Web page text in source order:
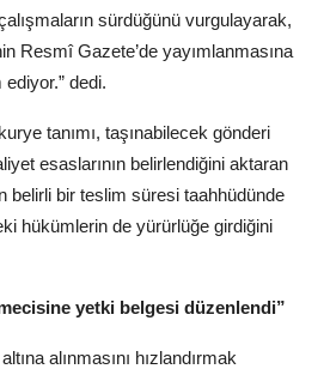
sürdüğünü vurgulayarak,
Resmî Gazete’de yayımlanmasına
dedi.
tanımı, taşınabilecek gönderi
esaslarının belirlendiğini aktaran
belirli bir teslim süresi taahhüdünde
hükümlerin de yürürlüğe girdiğini
yetki belgesi düzenlendi”
alınmasını hızlandırmak